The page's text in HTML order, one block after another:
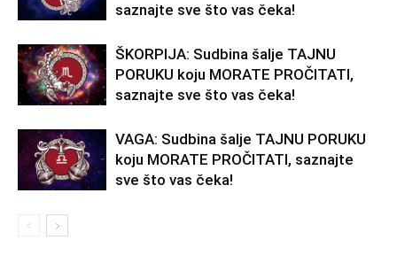
saznajte sve što vas čeka!
ŠKORPIJA: Sudbina šalje TAJNU
PORUKU koju MORATE PROČITATI,
saznajte sve što vas čeka!
VAGA: Sudbina šalje TAJNU PORUKU
koju MORATE PROČITATI, saznajte
sve što vas čeka!